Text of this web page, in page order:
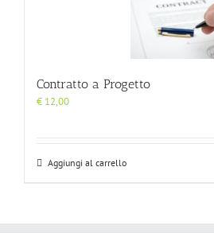
Contratto a Progetto
€ 12,00
Aggiungi al carrello